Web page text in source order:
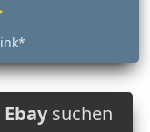
Ebaysuchen